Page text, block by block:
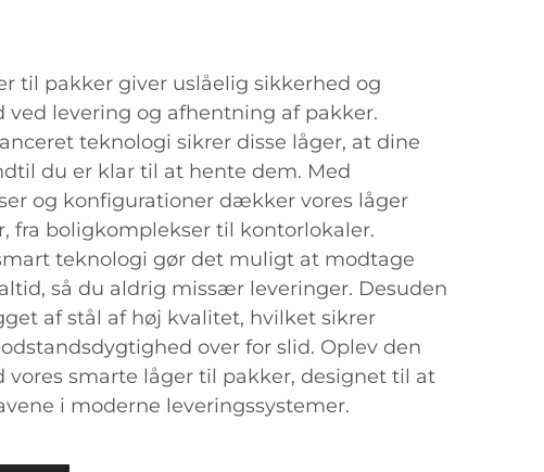
til pakker giver uslåelig sikkerhed og
levering og afhentning af pakker.
teknologi sikrer disse låger, at dine
du er klar til at hente dem. Med
og konfigurationer dækker vores låger
fra boligkomplekser til kontorlokaler.
teknologi gør det muligt at modtage
så du aldrig missær leveringer. Desuden
af stål af høj kvalitet, hvilket sikrer
over for slid. Oplev den
vores smarte låger til pakker, designet til at
i moderne leveringssystemer.